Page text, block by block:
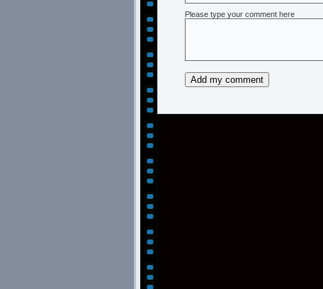
Please type your comment here